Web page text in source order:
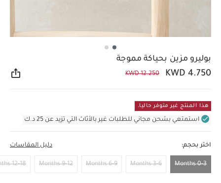
بوليرو مزين بحياكة مموجة
KWD 4.750
KWD 12.250
هذا المنتج غير متوفر حاليا.
استمتعي بشحن مجاني للطلبات غير بالأثاث التي تزيد عن 25 د.ك
اختر بحجم: دليل المقاسات
0-3 Months
3-6 Months
6-9 Months
9-12 Months
12-18 Months